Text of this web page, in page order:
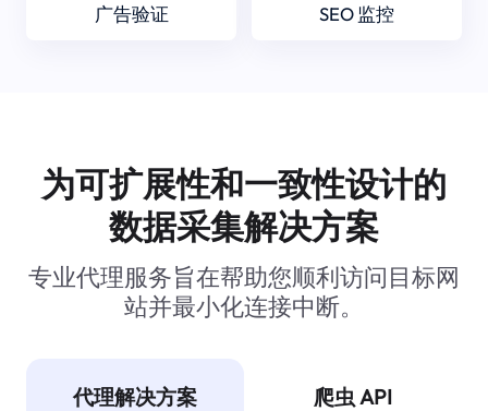
广告验证 SEO 监控
为可扩展性和一致性设计的
数据采集解决方案
专业代理服务旨在帮助您顺利访问目标网
站并最小化连接中断。
代理解决方案 爬虫 API